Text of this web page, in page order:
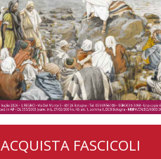
ACQUISTA FASCICOLI